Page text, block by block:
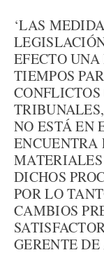
‘LAS
EFECTO
TIEMPOS
NO ESTÁ EN
ENCUENTRA
DICHOS
POR LO
CAMBIOS
GERENTE